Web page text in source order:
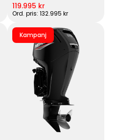
119.995 kr
Ord. pris: 132.995 kr
Kampanj